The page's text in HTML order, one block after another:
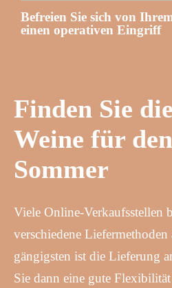
Befreien Sie sich von
einen operativen Eingriff
Finden Sie
Weine für den
Sommer
Viele Online-Verkaufsstellen
verschiedene
gängigsten ist die Lieferung
Sie dann eine gute